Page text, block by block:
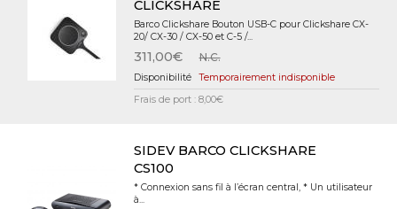
CLICKSHARE
Barco Clickshare Bouton USB-C pour Clickshare CX-
20/ CX-30 / CX-50 et C-5 /...
311,00€ N.C.
Temporairement indisponible
Frais de port : 8,00€
SIDEV BARCO CLICKSHARE
CS100
* Connexion sans fil à l’écran central, * Un utilisateur
à...